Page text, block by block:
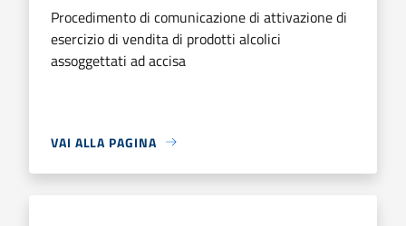
Procedimento di comunicazione di attivazione di
esercizio di vendita di prodotti alcolici
assoggettati ad accisa
VAI ALLA PAGINA